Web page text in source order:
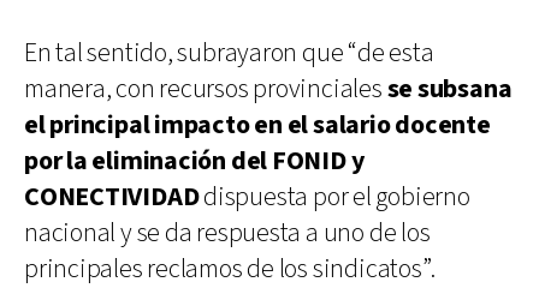
En tal sentido, subrayaron que “de esta
manera, con recursos provincialesse subsana
el principal impacto en el salario docente
por la eliminación del FONID y
CONECTIVIDADdispuesta por el gobierno
nacional y se da respuesta a uno de los
principales reclamos de los sindicatos”.